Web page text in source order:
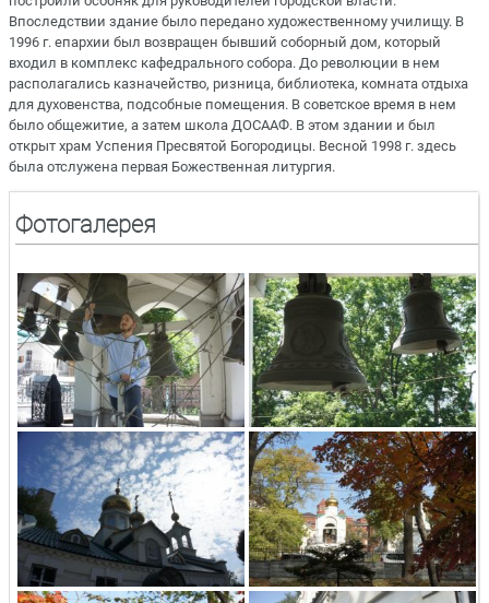
Впоследствии здание было передано художественному училищу. В
1996 г. епархии был возвращен бывший соборный дом, который
входил в комплекс кафедрального собора. До революции в нем
располагались казначейство, ризница, библиотека, комната отдыха
для духовенства, подсобные помещения. В советское время в нем
было общежитие, а затем школа ДОСААФ. В этом здании и был
открыт храм Успения Пресвятой Богородицы. Весной 1998 г. здесь
была отслужена первая Божественная литургия.
Фотогалерея